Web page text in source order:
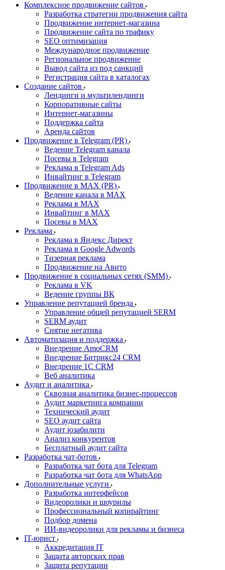
Комплексное продвижение сайтов
Разработка стратегии продвижения сайта
Продвижение интернет-магазина
Продвижение сайта по трафику
SEO оптимизация
Международное продвижение
Региональное продвижение
Вывод сайта из под санкций
Регистрация сайта в каталогах
Создание сайтов
Лендинги и мультилендинги
Корпоративные сайты
Интернет-магазины
Поддержка сайта
Аренда сайтов
Продвижение в Telegram (PR)
Ведение Telegram канала
Посевы в Telegram
Реклама в Telegram Ads
Инвайтинг в Telegram
Продвижение в MAX (PR)
Ведение канала в MAX
Реклама в MAX
Инвайтинг в MAX
Посевы в MAX
Реклама
Реклама в Яндекс Директ
Реклама в Google Adwords
Тизерная реклама
Продвижение на Авито
Продвижение в социальных сетях (SMM)
Реклама в VK
Ведение группы ВК
Управление репутацией бренда
Управление общей репутацией SERM
SERM аудит
Снятие негатива
Автоматизация и поддержка
Внедрение AmoCRM
Внедрение Битрикс24 CRM
Внедрение 1C CRM
Веб аналитика
Аудит и аналитика
Сквозная аналитика бизнес-процессов
Аудит маркетинга компании
Технический аудит
SEO аудит сайта
Аудит юзабилити
Анализ конкурентов
Бесплатный аудит сайта
Разработка чат-ботов
Разработка чат бота для Telegram
Разработка чат бота для WhatsApp
Дополнительные услуги
Разработка интерфейсов
Видеоролики и шоурилы
Профессиональный копирайтинг
Подбор домена
ИИ-видеоролики для рекламы и бизнеса
IT-юрист
Аккредитация IT
Защита авторских прав
Защита репутации